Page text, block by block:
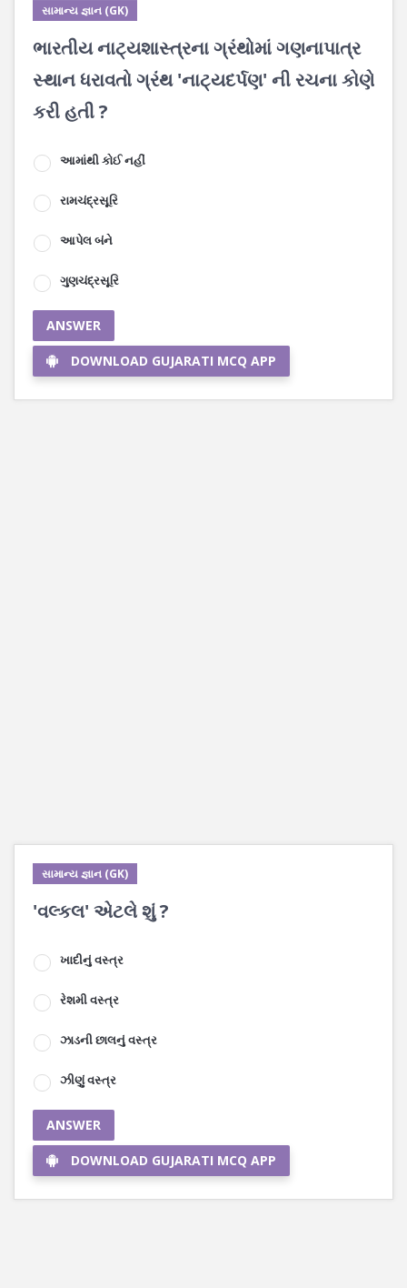
સામાન્ય જ્ઞાન (GK)
ભારતીય નાટ્યશાસ્ત્રના ગ્રંથોમાં ગણનાપાત્ર
સ્થાન ધરાવતો ગ્રંથ 'નાટ્યદર્પણ' ની રચના કોણે
કરી હતી ?
આમાંથી કોઈ નહીં
રામચંદ્રસૂરિ
આપેલ બંને
ગુણચંદ્રસૂરિ
ANSWER
DOWNLOAD GUJARATI MCQ APP
સામાન્ય જ્ઞાન (GK)
'વલ્કલ' એટલે શું ?
ખાદીનું વસ્ત્ર
રેશમી વસ્ત્ર
ઝાડની છાલનું વસ્ત્ર
ઝીણું વસ્ત્ર
ANSWER
DOWNLOAD GUJARATI MCQ APP